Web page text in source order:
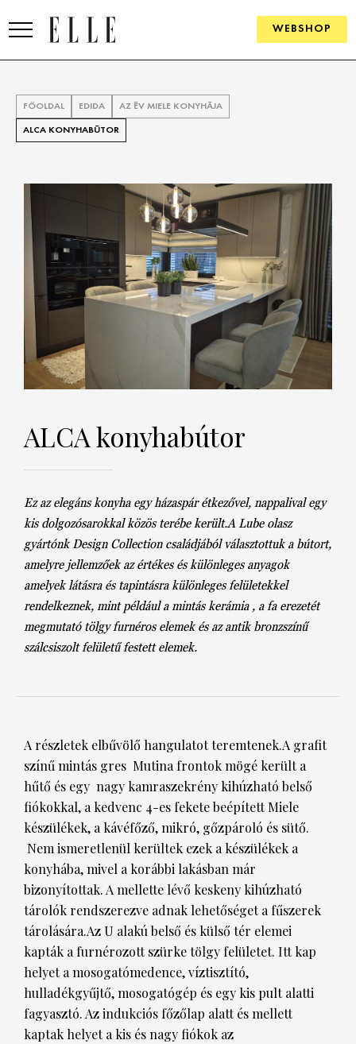
WEBSHOP
ELLE DIGITAL
KULTÚRA
PSZICHÉ
ÉLETMÓD
PÁRKAPCSOLAT
Ötletek
Szép terek
BUSINESS
AWARDS
BEAUTY AWARDS
EVENT
HÍRLEVÉL
FŐOLDAL EDIDA AZ ÉV MIELE KONYHÁJA
ALCA KONYHABÚTOR
ALCA konyhabútor
Ez az elegáns konyha egy házaspár étkezővel, nappalival egy
kis dolgozósarokkal közös terébe került.A Lube olasz
gyártónk Design Collection családjából választottuk a bútort,
amelyre jellemzőek az értékes és különleges anyagok
amelyek látásra és tapintásra különleges felületekkel
rendelkeznek, mint például a mintás kerámia , a fa erezetét
megmutató tölgy furnéros elemek és az antik bronzszínű
szálcsiszolt felületű festett elemek.
A részletek elbűvölő hangulatot teremtenek.A grafit
színű mintás gres Mutina frontok mögé került a
hűtő és egy nagy kamraszekrény kihúzható belső
fiókokkal, a kedvenc 4-es fekete beépített Miele
készülékek, a kávéfőző, mikró, gőzpároló és sütő.
Nem ismeretlenül kerültek ezek a készülékek a
konyhába, mivel a korábbi lakásban már
bizonyítottak. A mellette lévő keskeny kihúzható
tárolók rendszerezve adnak lehetőséget a fűszerek
tárolására.Az U alakú belső és külső tér elemei
kapták a furnérozott szürke tölgy felületet. Itt kap
helyet a mosogatómedence, víztisztító,
hulladékgyűjtő, mosogatógép és egy kis pult alatti
fagyasztó. Az indukciós főzőlap alatt és mellett
kaptak helyet a kis és nagy fiókok az